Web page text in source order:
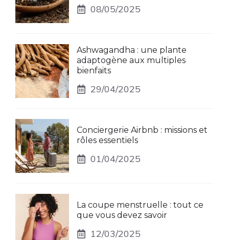
08/05/2025
Ashwagandha : une plante
adaptogène aux multiples
bienfaits
29/04/2025
Conciergerie Airbnb : missions et
rôles essentiels
01/04/2025
La coupe menstruelle : tout ce
que vous devez savoir
12/03/2025